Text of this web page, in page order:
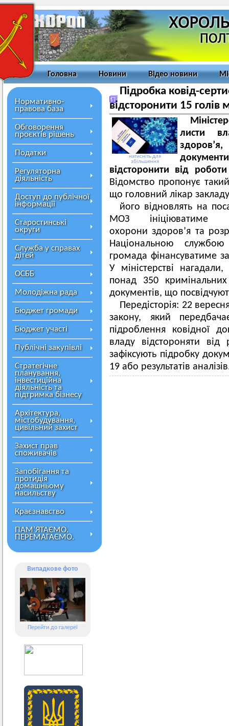
Головна Новини Відео новини
Нормативно-
правова база
Обговорення
проєктів рішень
Податки
Регуляторна
діяльність
Доступ до публічної
інформації
Старостинські
округи
Служба у справах
дітей
ОСББ
Молодіжна рада
Бюджет громади
Бюджет участі
Публічні закупівлі
Стратегічне
планування,
інвестиційна
діяльність та
підтримка бізнесу
Архітектура,
містобудування,
цивільний захист
Захист прав
споживачів
Запобігання та
протидія
домашньому
насильству
Краєзнавство
ПАМ’ЯТАЄМО.
ПЕРЕМАГАЄМО.
Випадкове фото
Перейти до галереї
Підробка ковід-
відсторонити 15 голів
натисніть для
збільшення
листи
відсторонити від
Відомство пропонує
що головний лікар
його відновлять на
МОЗ ініціюватиме
охорони здоров’я та
Національною службою
громада фінансуватиме
У міністерстві
понад 350
документів, що
Передісторія: 22
закону, який
підроблення ковідної
владу відстороняти від
зафіксують підробку
19 або результатів